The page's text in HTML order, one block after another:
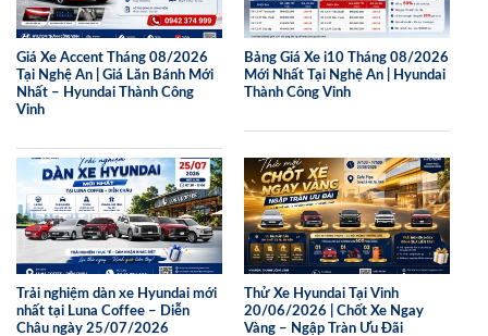
Giá Xe Accent Tháng 08/2026
Tại Nghệ An | Giá Lăn Bánh Mới
Nhất – Hyundai Thành Công
Vinh
Bảng Giá Xe i10 Tháng 08/2026
Mới Nhất Tại Nghệ An | Hyundai
Thành Công Vinh
Trải nghiệm dàn xe Hyundai mới
nhất tại Luna Coffee – Diễn
Châu ngày 25/07/2026
Thử Xe Hyundai Tại Vinh
20/06/2026 | Chốt Xe Ngay
Vàng – Ngập Tràn Ưu Đãi